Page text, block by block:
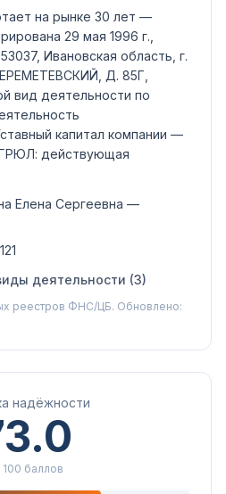
на рынке 30 лет —
29 мая 1996 г.,
Ивановская область, г.
Д. 85Г,
вид деятельности по
капитал компании —
действующая
Елена Сергеевна —
деятельности (3)
реестров ФНС/ЦБ. Обновлено:
надёжности
100 баллов